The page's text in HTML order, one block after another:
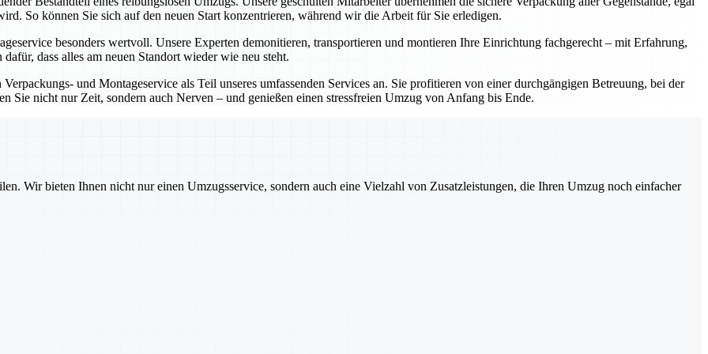
So können Sie sich auf den neuen Start konzentrieren, während wir die Arbeit für Sie erledigen.
besonders wertvoll. Unsere Experten demonitieren, transportieren und montieren Ihre Einrichtung fachgerecht – mit Erfahrung,
dass alles am neuen Standort wieder wie neu steht.
und Montageservice als Teil unseres umfassenden Services an. Sie profitieren von einer durchgängigen Betreuung, bei der
Sie nicht nur Zeit, sondern auch Nerven – und genießen einen stressfreien Umzug von Anfang bis Ende.
Wir bieten Ihnen nicht nur einen Umzugsservice, sondern auch eine Vielzahl von Zusatzleistungen, die Ihren Umzug noch einfacher